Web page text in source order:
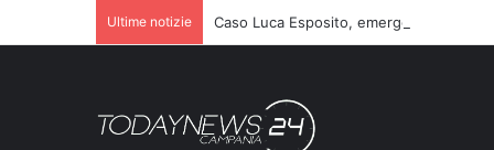
Ultime notizie Caso Luca Esposito, emergono nuovi